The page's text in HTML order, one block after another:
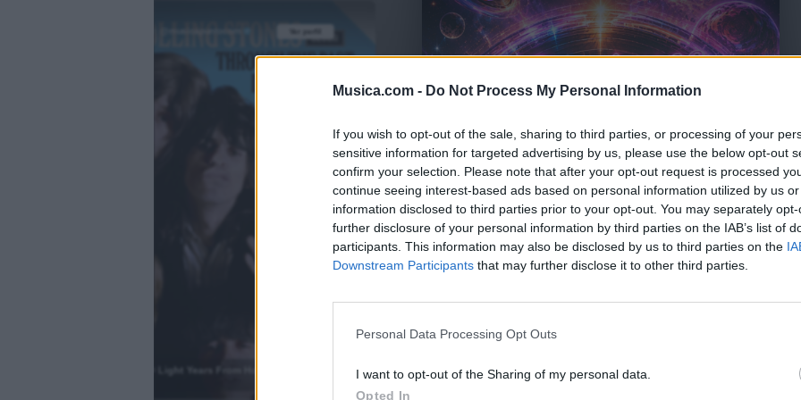
Musica.com - Do Not Process My Personal Information
If you wish to opt-out of the sale, sharing to third parties, or processing of your
sensitive information for targeted advertising by us, please use the below opt-out
confirm your selection. Please note that after your opt-out request is processed
continue seeing interest-based ads based on personal information utilized by us
information disclosed to third parties prior to your opt-out. You may separately
further disclosure of your personal information by third parties on the IAB’s list of
participants. This information may also be disclosed by us to third parties on the
Downstream Participants that may further disclose it to other third parties.
Personal Data Processing Opt Outs
I want to opt-out of the Sharing of my personal data.
Opted In
Psicodelia y Space Rock 🎸✨
2000 Light Years From Home